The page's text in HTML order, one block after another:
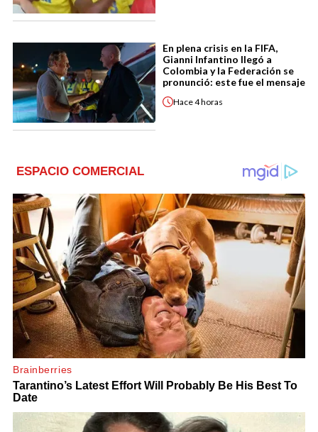
En plena crisis en la FIFA,
Gianni Infantino llegó a
Colombia y la Federación se
pronunció: este fue el mensaje
Hace4 horas